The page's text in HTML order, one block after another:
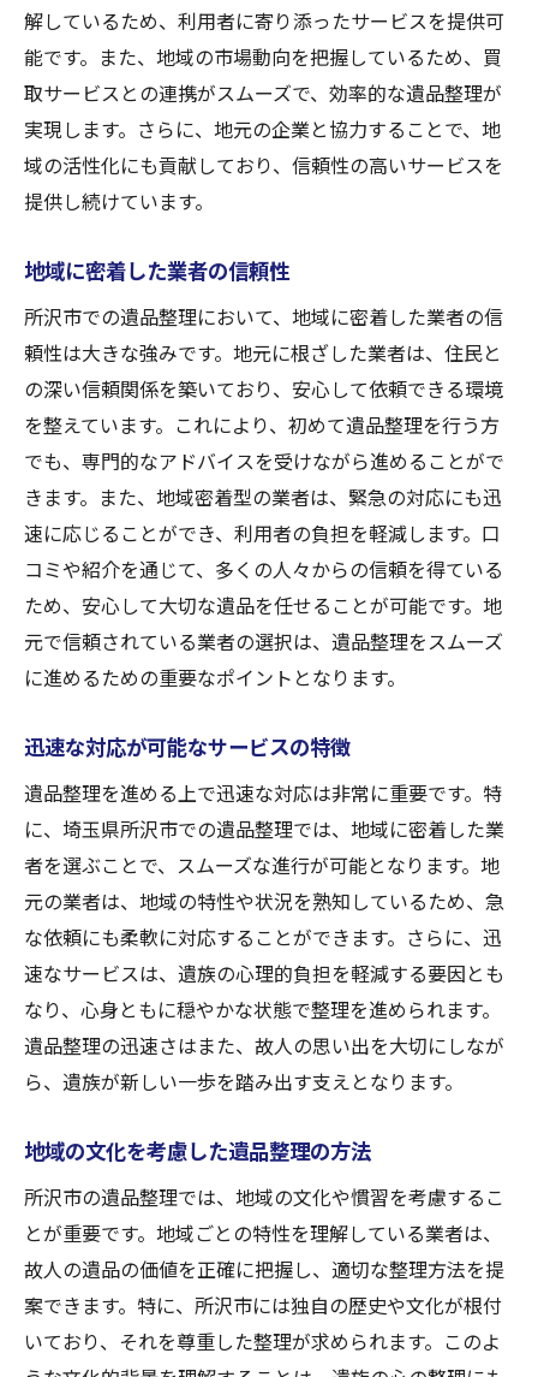
解しているため、利用者に寄り添ったサービスを提供可
能です。また、地域の市場動向を把握しているため、買
取サービスとの連携がスムーズで、効率的な遺品整理が
実現します。さらに、地元の企業と協力することで、地
域の活性化にも貢献しており、信頼性の高いサービスを
提供し続けています。
地域に密着した業者の信頼性
所沢市での遺品整理において、地域に密着した業者の信
頼性は大きな強みです。地元に根ざした業者は、住民と
の深い信頼関係を築いており、安心して依頼できる環境
を整えています。これにより、初めて遺品整理を行う方
でも、専門的なアドバイスを受けながら進めることがで
きます。また、地域密着型の業者は、緊急の対応にも迅
速に応じることができ、利用者の負担を軽減します。口
コミや紹介を通じて、多くの人々からの信頼を得ている
ため、安心して大切な遺品を任せることが可能です。地
元で信頼されている業者の選択は、遺品整理をスムーズ
に進めるための重要なポイントとなります。
迅速な対応が可能なサービスの特徴
遺品整理を進める上で迅速な対応は非常に重要です。特
に、埼玉県所沢市での遺品整理では、地域に密着した業
者を選ぶことで、スムーズな進行が可能となります。地
元の業者は、地域の特性や状況を熟知しているため、急
な依頼にも柔軟に対応することができます。さらに、迅
速なサービスは、遺族の心理的負担を軽減する要因とも
なり、心身ともに穏やかな状態で整理を進められます。
遺品整理の迅速さはまた、故人の思い出を大切にしなが
ら、遺族が新しい一歩を踏み出す支えとなります。
地域の文化を考慮した遺品整理の方法
所沢市の遺品整理では、地域の文化や慣習を考慮するこ
とが重要です。地域ごとの特性を理解している業者は、
故人の遺品の価値を正確に把握し、適切な整理方法を提
案できます。特に、所沢市には独自の歴史や文化が根付
いており、それを尊重した整理が求められます。このよ